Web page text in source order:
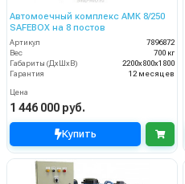
Автомоечный комплекс АМК 8/250
SAFEBOX на 8 постов
Артикул
7896872
Вес
700 кг
Габариты (ДхШхВ)
2200х800х1800
Гарантия
12 месяцев
Цена
1 446 000 руб.
Купить